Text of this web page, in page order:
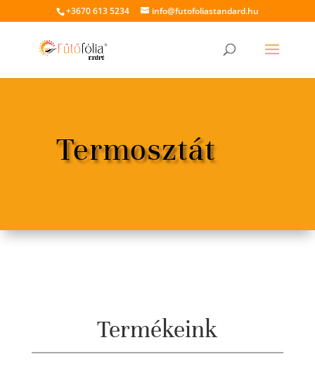
+3670 613 5234 info@futofoliastandard.hu
Termosztát
Termékeink